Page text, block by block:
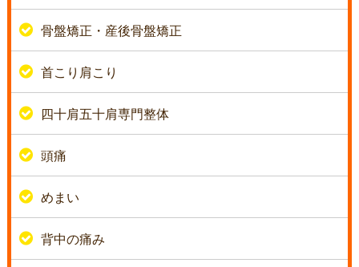
骨盤矯正・産後骨盤矯正
首こり肩こり
四十肩五十肩専門整体
頭痛
めまい
背中の痛み